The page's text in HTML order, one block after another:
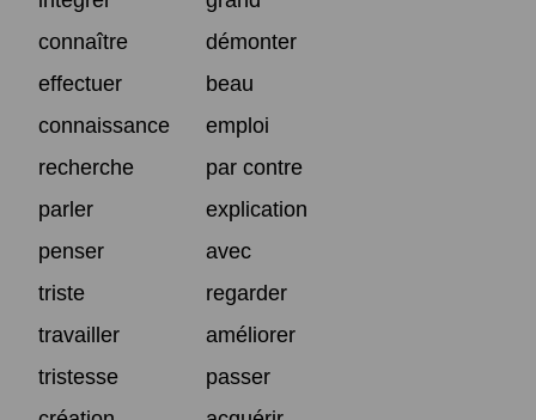
connaître
démonter
effectuer
beau
connaissance
emploi
recherche
par contre
parler
explication
penser
avec
triste
regarder
travailler
améliorer
tristesse
passer